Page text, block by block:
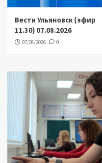
Вести Ульяновск (эфир
11.30) 07.08.2026
07/08/2026 0